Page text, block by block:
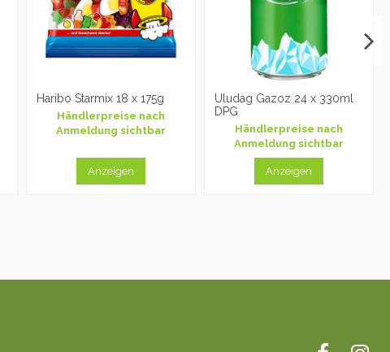
Haribo Starmix 18 x 175g
Händlerpreise nach
Anmeldung sichtbar
Anzeigen
Uludag Gazoz 24 x 330ml
DPG
Händlerpreise nach
Anmeldung sichtbar
Anzeigen